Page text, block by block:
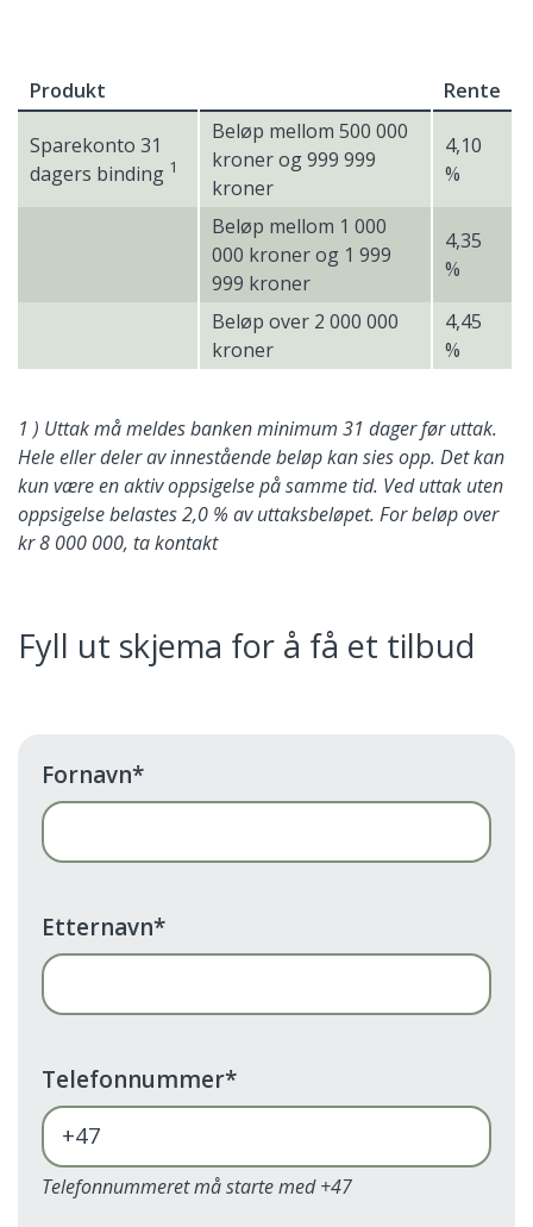
Produkt Rente
Sparekonto 31
dagers binding 1
Beløp mellom 500 000
kroner og 999 999
kroner
4,10
%
Beløp mellom 1 000
000 kroner og 1 999
999 kroner
4,35
%
Beløp over 2 000 000
kroner
4,45
%
1 ) Uttak må meldes banken minimum 31 dager før uttak.
Hele eller deler av innestående beløp kan sies opp. Det kan
kun være en aktiv oppsigelse på samme tid. Ved uttak uten
oppsigelse belastes 2,0 % av uttaksbeløpet. For beløp over
kr 8 000 000, ta kontakt
Fyll ut skjema for å få et tilbud
Fornavn*
Etternavn*
Telefonnummer*
Telefonnummeret må starte med +47